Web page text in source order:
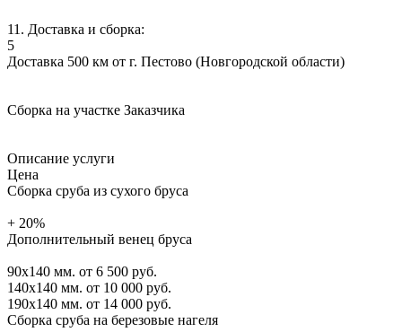
11. Доставка и сборка:
5
Доставка 500 км от г. Пестово (Новгородской области)
Сборка на участке Заказчика
Описание услуги
Цена
Сборка сруба из сухого бруса
+ 20%
Дополнительный венец бруса
90х140 мм. от 6 500 руб.
140х140 мм. от 10 000 руб.
190х140 мм. от 14 000 руб.
Сборка сруба на березовые нагеля